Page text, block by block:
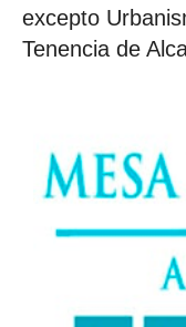
excepto
Tenencia de